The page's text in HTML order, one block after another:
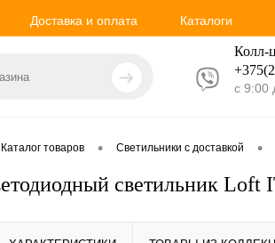
Доставка и оплата Каталоги
Колл-
с 9:00
Каталог товаров • Светильники с доставкой •
светильник Loft